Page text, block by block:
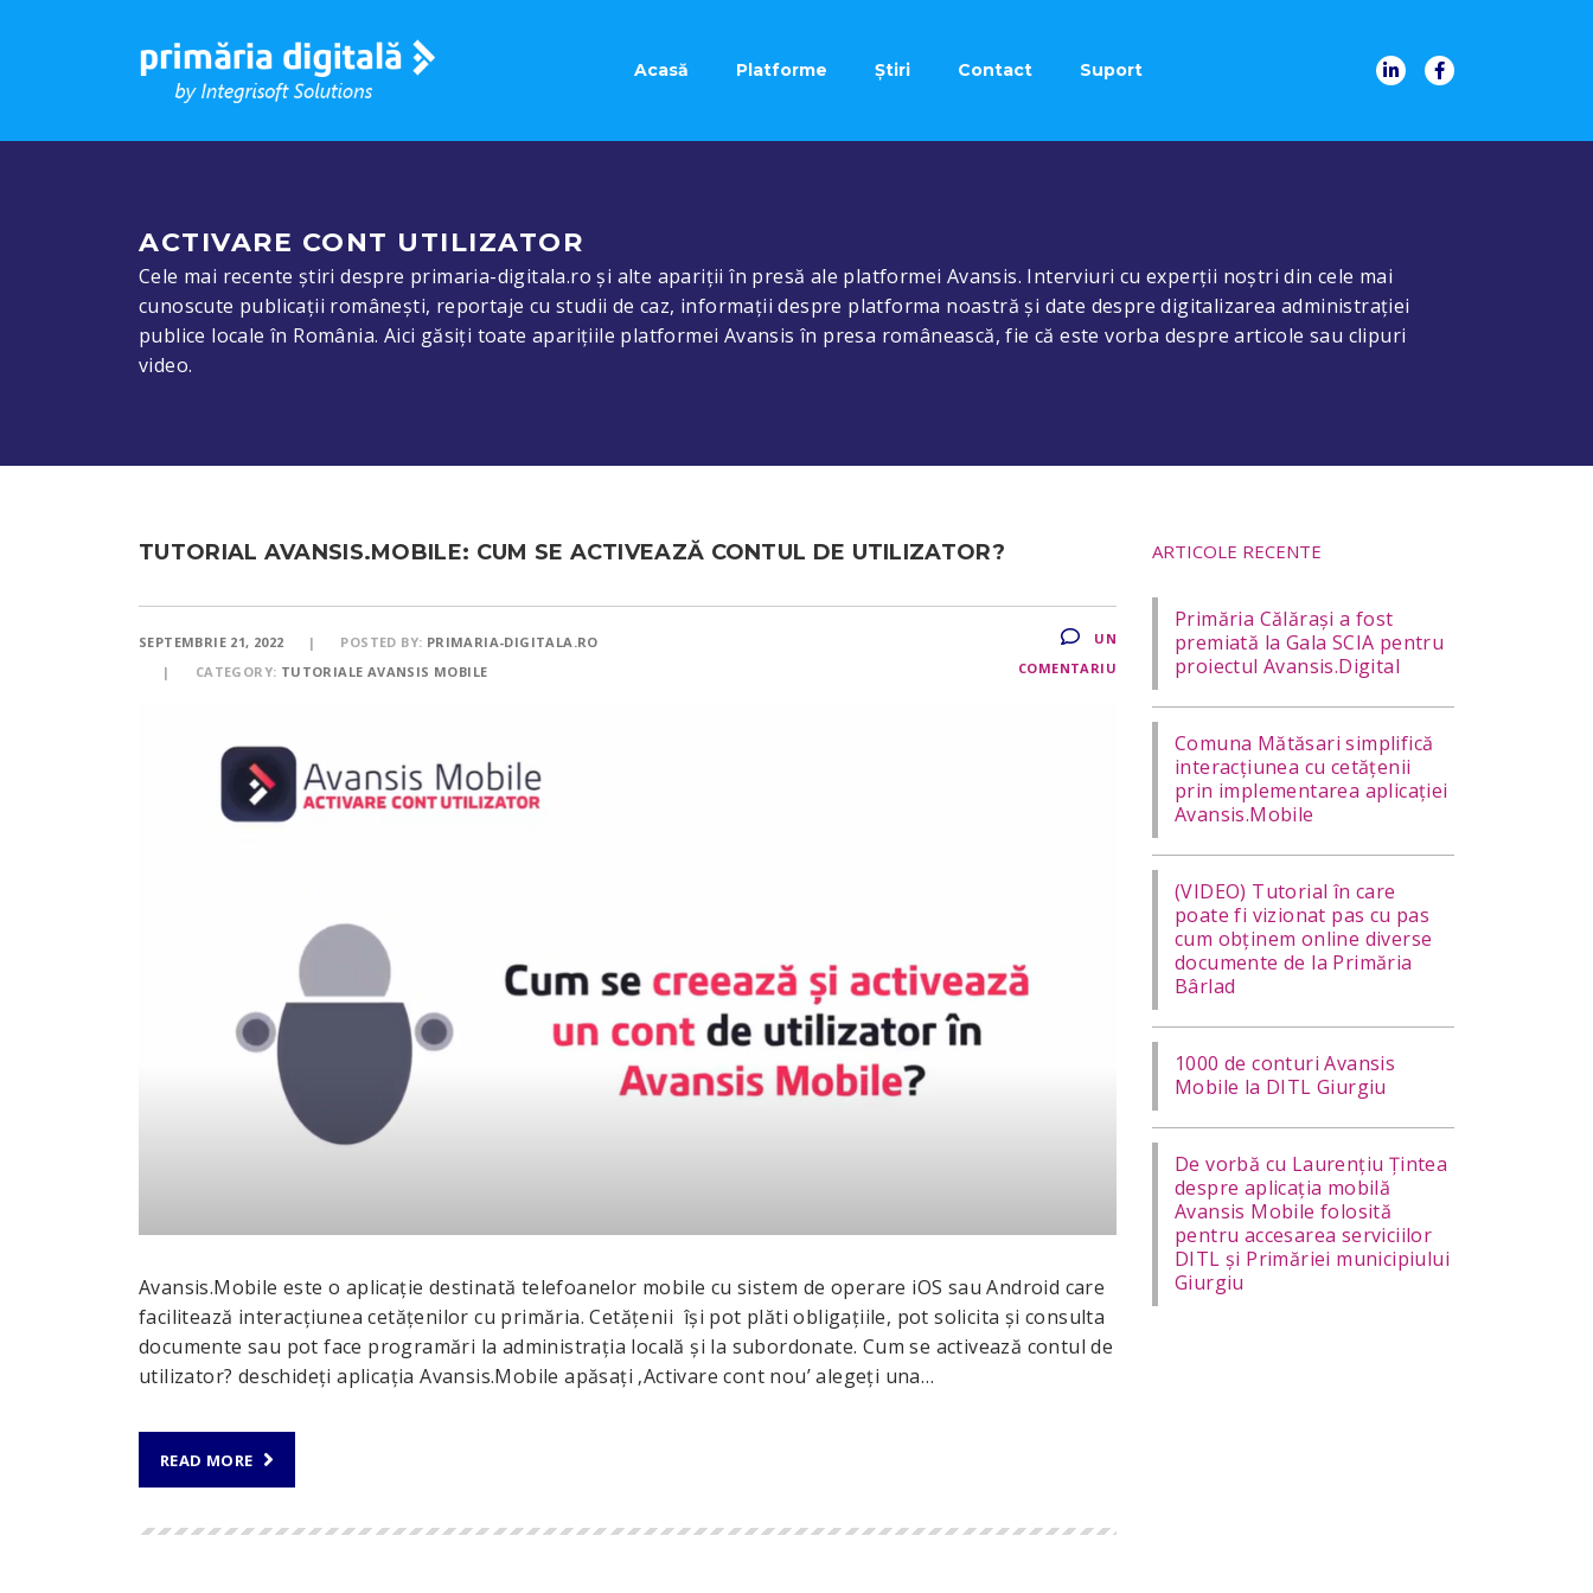
Acasă Platforme Știri Contact Suport
ACTIVARE CONT UTILIZATOR
Cele mai recente știri despre primaria-digitala.ro și alte apariții în presă ale platformei Avansis. Interviuri cu experții noștri din cele mai
cunoscute publicații românești, reportaje cu studii de caz, informații despre platforma noastră și date despre digitalizarea administrației
publice locale în România. Aici găsiți toate aparițiile platformei Avansis în presa românească, fie că este vorba despre articole sau clipuri
video.
TUTORIAL AVANSIS.MOBILE: CUM SE ACTIVEAZĂ CONTUL DE UTILIZATOR?
SEPTEMBRIE 21, 2022 POSTED BY: PRIMARIA-DIGITALA.RO
CATEGORY: TUTORIALE AVANSIS MOBILE
UN
COMENTARIU
Avansis.Mobile este o aplicație destinată telefoanelor mobile cu sistem de operare iOS sau Android care
facilitează interacțiunea cetățenilor cu primăria. Cetățenii își pot plăti obligațiile, pot solicita și consulta
documente sau pot face programări la administrația locală și la subordonate. Cum se activează contul de
utilizator? deschideți aplicația Avansis.Mobile apăsați ‚Activare cont nou’ alegeți una…
READ MORE
ARTICOLE RECENTE
Primăria Călărași a fost
premiată la Gala SCIA pentru
proiectul Avansis.Digital
Comuna Mătăsari simplifică
interacțiunea cu cetățenii
prin implementarea aplicației
Avansis.Mobile
(VIDEO) Tutorial în care
poate fi vizionat pas cu pas
cum obținem online diverse
documente de la Primăria
Bârlad
1000 de conturi Avansis
Mobile la DITL Giurgiu
De vorbă cu Laurențiu Țintea
despre aplicația mobilă
Avansis Mobile folosită
pentru accesarea serviciilor
DITL și Primăriei municipiului
Giurgiu